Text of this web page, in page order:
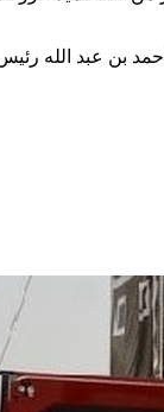
أحمد بن عبد الله